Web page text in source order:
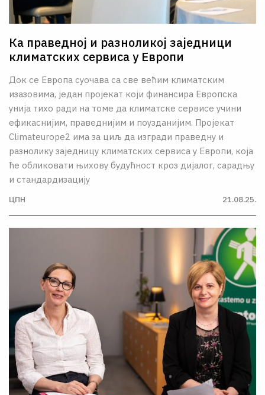
Ка праведној и разноликој заједници
климатских сервиса у Европи
Док се Европа суочава са све већим климатским
изазовима, један пројекат који финансира Европска
унија тихо ради на томе да климатске сервисе учини
ефикаснијим, праведнијим и поузданијим. Пројекат
Climateurope2 има за циљ да изгради праведну и
разнолику заједницу климатских сервиса у Европи, која
ће обликовати њихову будућност кроз дијалог, сарадњу
и стандардизацију
ЦПН 21.08.25.